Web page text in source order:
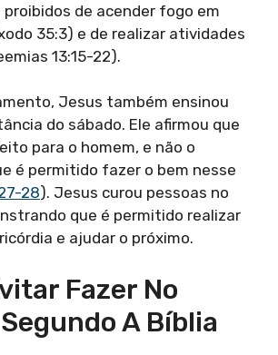
de acender fogo em
35:3) e de realizar atividades
13:15-22).
Jesus também ensinou
do sábado. Ele afirmou que
para o homem, e não o
é permitido fazer o bem nesse
28). Jesus curou pessoas no
que é permitido realizar
e ajudar o próximo.
Fazer No
A Bíblia